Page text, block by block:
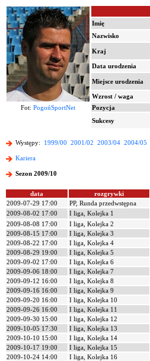
Imię
Nazwisko
Kraj
Data urodzenia
Miejsce urodzenia
Wzrost / waga
Fot: PogońSportNet Pozycja
Sukcesy
Występy: 1999/00 2001/02 2003/04 2004/05
Kariera
Sezon 2009/10
data rozgrywki
2009-07-29 17:00
PP, Runda przedwstępna
2009-08-02 17:00
I liga, Kolejka 1
2009-08-08 17:00
I liga, Kolejka 2
2009-08-15 17:00
I liga, Kolejka 3
2009-08-22 17:00
I liga, Kolejka 4
2009-08-29 19:00
I liga, Kolejka 5
2009-09-02 17:00
I liga, Kolejka 6
2009-09-06 18:00
I liga, Kolejka 7
2009-09-12 16:00
I liga, Kolejka 8
2009-09-16 16:00
I liga, Kolejka 9
2009-09-20 16:00
I liga, Kolejka 10
2009-09-26 16:00
I liga, Kolejka 11
2009-09-30 15:00
I liga, Kolejka 12
2009-10-05 17:30
I liga, Kolejka 13
2009-10-10 15:00
I liga, Kolejka 14
2009-10-17 19:00
I liga, Kolejka 15
2009-10-24 14:00
I liga, Kolejka 16